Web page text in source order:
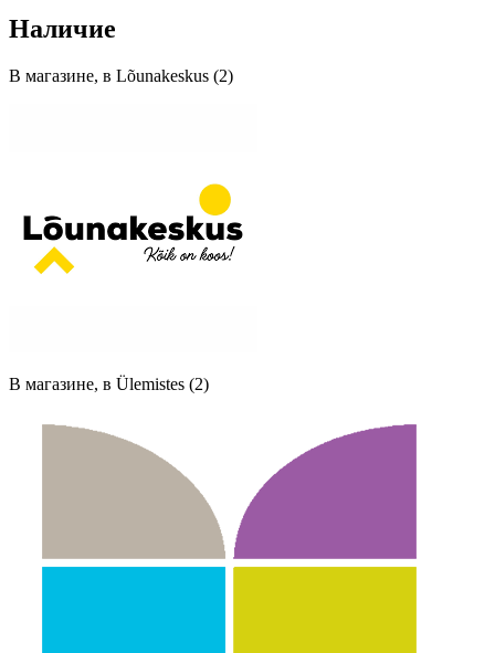
Наличие
В магазине, в Lõunakeskus (2)
В магазине, в Ülemistes (2)